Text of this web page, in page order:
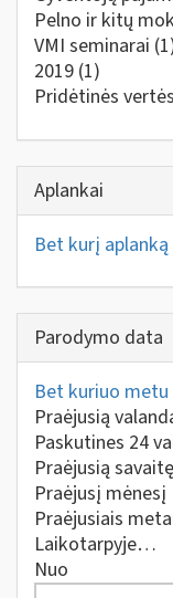
Pelno ir kitų
VMI seminarai
2019 (1)
Pridėtinės
Aplankai
Bet kurį aplanką
Parodymo data
Bet kuriuo metu
Praėjusią
Paskutines 24
Praėjusią savaitę
Praėjusį mėnesį
Praėjusiais
Laikotarpyje…
Nuo